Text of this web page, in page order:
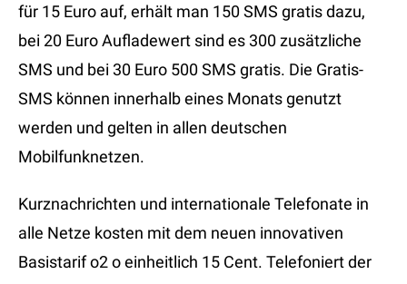
für 15 Euro auf, erhält man 150 SMS gratis dazu,
bei 20 Euro Aufladewert sind es 300 zusätzliche
SMS und bei 30 Euro 500 SMS gratis. Die Gratis-
SMS können innerhalb eines Monats genutzt
werden und gelten in allen deutschen
Mobilfunknetzen.
Kurznachrichten und internationale Telefonate in
alle Netze kosten mit dem neuen innovativen
Basistarif o2 o einheitlich 15 Cent. Telefoniert der